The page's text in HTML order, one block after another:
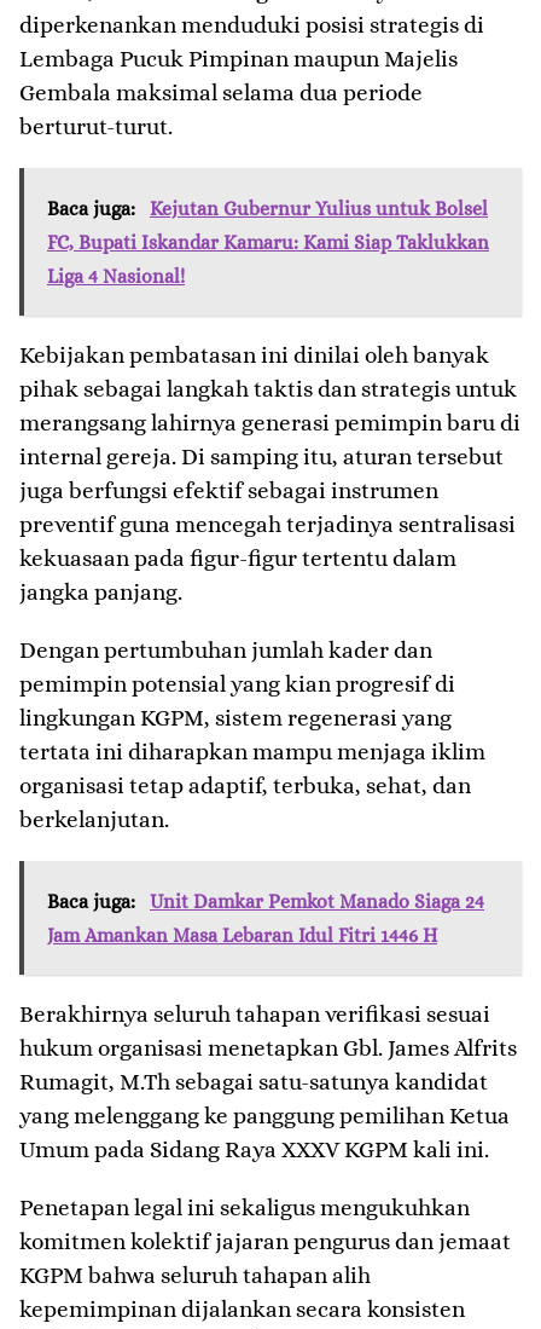
diperkenankan menduduki posisi strategis di
Lembaga Pucuk Pimpinan maupun Majelis
Gembala maksimal selama dua periode
berturut-turut.
Baca juga:
Kejutan Gubernur Yulius untuk Bolsel
FC, Bupati Iskandar Kamaru: Kami Siap Taklukkan
Liga 4 Nasional!
​Kebijakan pembatasan ini dinilai oleh banyak
pihak sebagai langkah taktis dan strategis untuk
merangsang lahirnya generasi pemimpin baru di
internal gereja. Di samping itu, aturan tersebut
juga berfungsi efektif sebagai instrumen
preventif guna mencegah terjadinya sentralisasi
kekuasaan pada figur-figur tertentu dalam
jangka panjang.
​Dengan pertumbuhan jumlah kader dan
pemimpin potensial yang kian progresif di
lingkungan KGPM, sistem regenerasi yang
tertata ini diharapkan mampu menjaga iklim
organisasi tetap adaptif, terbuka, sehat, dan
berkelanjutan.
Baca juga:
Unit Damkar Pemkot Manado Siaga 24
Jam Amankan Masa Lebaran Idul Fitri 1446 H
​Berakhirnya seluruh tahapan verifikasi sesuai
hukum organisasi menetapkan Gbl. James Alfrits
Rumagit, M.Th sebagai satu-satunya kandidat
yang melenggang ke panggung pemilihan Ketua
Umum pada Sidang Raya XXXV KGPM kali ini.
Penetapan legal ini sekaligus mengukuhkan
komitmen kolektif jajaran pengurus dan jemaat
KGPM bahwa seluruh tahapan alih
kepemimpinan dijalankan secara konsisten